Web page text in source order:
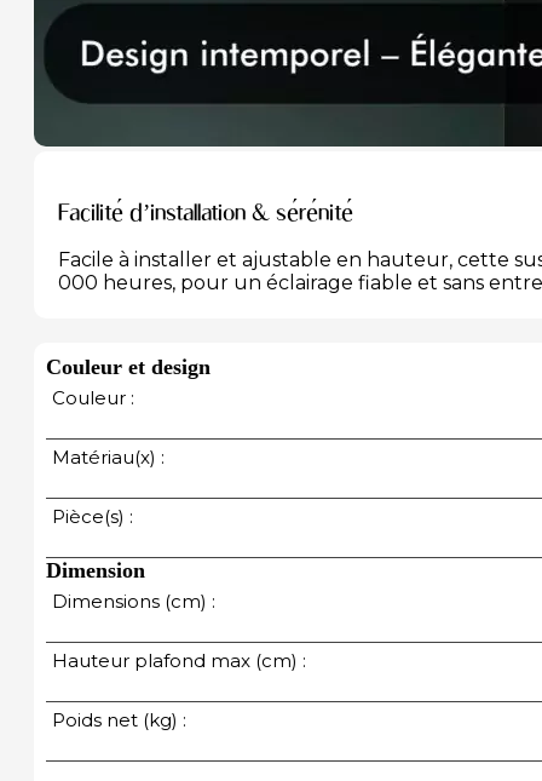
Facilité d’installation & sérénité
Facile à installer et ajustable en hauteur, cette
000 heures, pour un éclairage fiable et sans
Couleur et design
Couleur :
Matériau(x) :
Pièce(s) :
Dimension
Dimensions (cm) :
Hauteur plafond max (cm) :
Poids net (kg) :